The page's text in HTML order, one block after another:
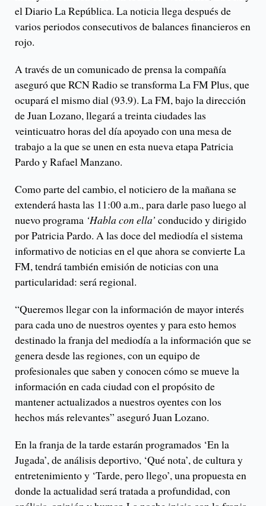
el Diario La República. La noticia llega después de
varios periodos consecutivos de balances financieros en
rojo.
A través de un comunicado de prensa la compañía
aseguró que RCN Radio se transforma La FM Plus, que
ocupará el mismo dial (93.9). La FM, bajo la dirección
de Juan Lozano, llegará a treinta ciudades las
veinticuatro horas del día apoyado con una mesa de
trabajo a la que se unen en esta nueva etapa Patricia
Pardo y Rafael Manzano.
Como parte del cambio, el noticiero de la mañana se
extenderá hasta las 11:00 a.m., para darle paso luego al
nuevo programa ‘Habla con ella’ conducido y dirigido
por Patricia Pardo. A las doce del mediodía el sistema
informativo de noticias en el que ahora se convierte La
FM, tendrá también emisión de noticias con una
particularidad: será regional.
“Queremos llegar con la información de mayor interés
para cada uno de nuestros oyentes y para esto hemos
destinado la franja del mediodía a la información que se
genera desde las regiones, con un equipo de
profesionales que saben y conocen cómo se mueve la
información en cada ciudad con el propósito de
mantener actualizados a nuestros oyentes con los
hechos más relevantes” aseguró Juan Lozano.
En la franja de la tarde estarán programados ‘En la
Jugada’, de análisis deportivo, ‘Qué nota’, de cultura y
entretenimiento y ‘Tarde, pero llego’, una propuesta en
donde la actualidad será tratada a profundidad, con